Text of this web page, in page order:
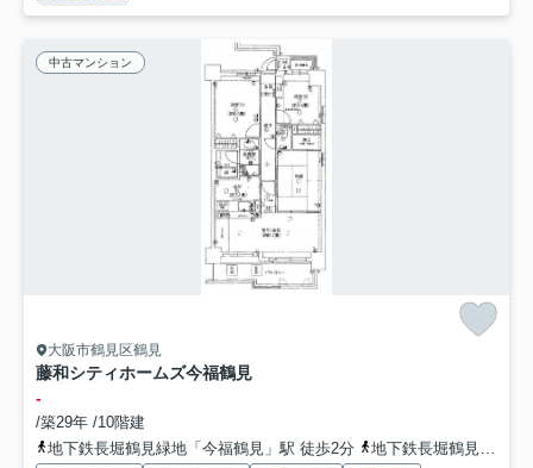
中古マンション
大阪市鶴見区鶴見
藤和シティホームズ今福鶴見
-
/築29年 /10階建
地下鉄長堀鶴見緑地「今福鶴見」駅 徒歩2分
地下鉄長堀鶴見緑地「横堤」駅 徒歩15分